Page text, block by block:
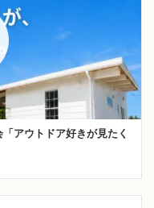
アウトドア好きが見たく